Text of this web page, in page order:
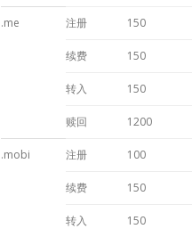
.me 注册 150
续费 150
转入 150
赎回 1200
.mobi 注册 100
续费 150
转入 150